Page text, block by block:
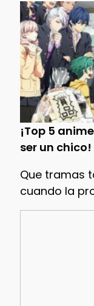
¡Top 5
ser un chico!
Que tramas
cuando la